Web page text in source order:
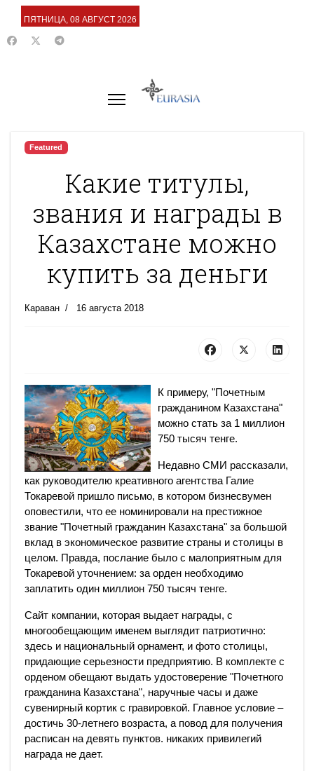
ПЯТНИЦА, 08 АВГУСТ 2026
Featured
Какие титулы,
звания и награды в
Казахстане можно
купить за деньги
Караван 16 августа 2018
К примеру, "Почетным
гражданином Казахстана"
можно стать за 1 миллион
750 тысяч тенге.
Недавно СМИ рассказали,
как руководителю креативного агентства Галие
Токаревой пришло письмо, в котором бизнесвумен
оповестили, что ее номинировали на престижное
звание "Почетный гражданин Казахстана" за большой
вклад в экономическое развитие страны и столицы в
целом. Правда, послание было с малоприятным для
Токаревой уточнением: за орден необходимо
заплатить один миллион 750 тысяч тенге.
Сайт компании, которая выдает награды, с
многообещающим именем выглядит патриотично:
здесь и национальный орнамент, и фото столицы,
придающие серьезности предприятию. В комплекте с
орденом обещают выдать удостоверение "Почетного
гражданина Казахстана", наручные часы и даже
сувенирный кортик с гравировкой. Главное условие –
достичь 30-летнего возраста, а повод для получения
расписан на девять пунктов. никаких привилегий
награда не дает.